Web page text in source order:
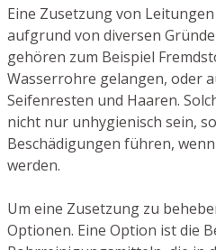
Eine Zusetzung von
aufgrund von diversen
gehören zum Beispiel
Wasserrohre gelangen, oder
Seifenresten und Haaren.
nicht nur unhygienisch sein,
Beschädigungen führen,
werden.
Um eine Zusetzung zu
Optionen. Eine Option ist die